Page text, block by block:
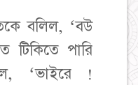
বলিল, ‘বউ
টিকিতে পারি
‘ভাইরে !